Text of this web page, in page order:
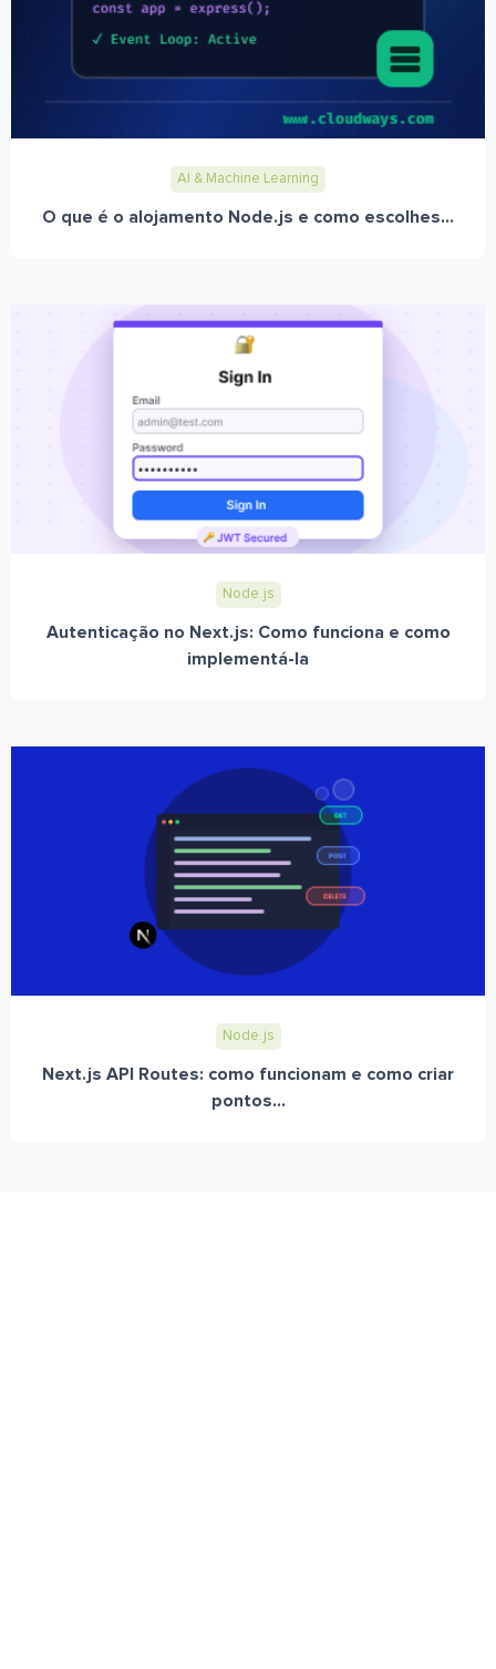
AI & Machine Learning
O que é o alojamento Node.js e como escolhes...
Node.js
Autenticação no Next.js: Como funciona e como
implementá-la
Node.js
Next.js API Routes: como funcionam e como criar
pontos...